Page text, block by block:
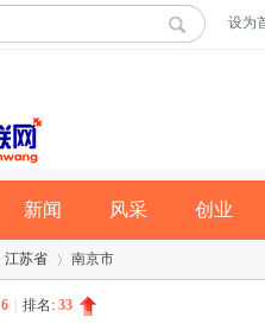
设为
新闻 风采 创业
江苏省 南京市
6 排名: 33